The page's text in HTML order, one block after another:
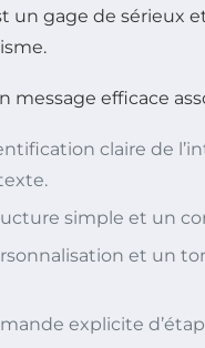
un gage de sérieux
message efficace
claire de
simple et un
et un
explicite